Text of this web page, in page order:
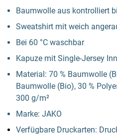
Baumwolle aus kontrolliert
Sweatshirt mit weich
Bei 60 °C waschbar
Kapuze mit Single-Jersey
Material: 70 % Baumwolle
Baumwolle (Bio), 30 %
300 g/m²
Marke: JAKO
Verfügbare Druckarten: